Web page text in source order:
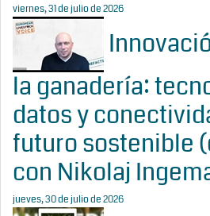
viernes, 31 de julio de 2026
la ganadería:
datos y
futuro sostenible
con Nikolaj
jueves, 30 de julio de 2026